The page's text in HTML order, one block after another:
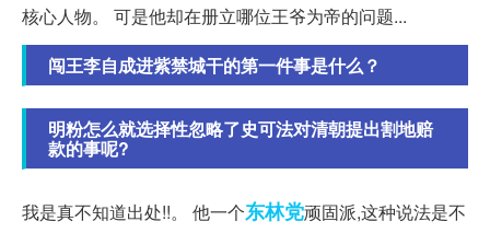
核心人物。 可是他却在册立哪位王爷为帝的问题...
闯王李自成进紫禁城干的第一件事是什么？
明粉怎么就选择性忽略了史可法对清朝提出割地赔
款的事呢?
我是真不知道出处!!。 他一个东林党顽固派,这种说法是不